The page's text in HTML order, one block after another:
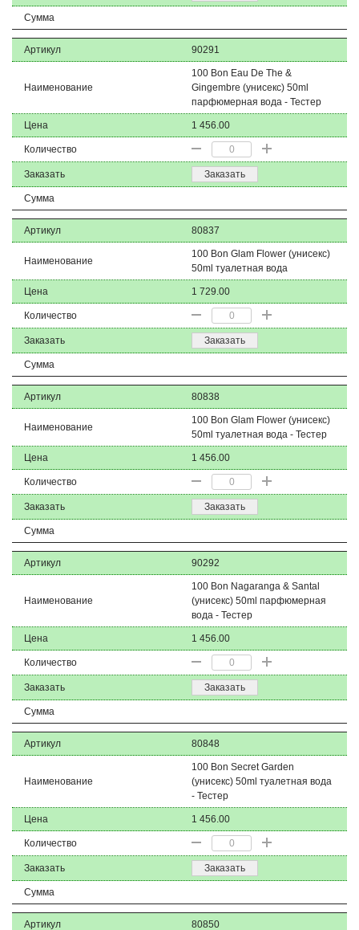
Сумма
Артикул 90291
Наименование
100 Bon Eau De The &
Gingembre (унисекс) 50ml
парфюмерная вода - Тестер
Цена 1 456.00
Количество
Заказать Заказать
Сумма
Артикул 80837
Наименование
100 Bon Glam Flower (унисекс)
50ml туалетная вода
Цена 1 729.00
Количество
Заказать Заказать
Сумма
Артикул 80838
Наименование
100 Bon Glam Flower (унисекс)
50ml туалетная вода - Тестер
Цена 1 456.00
Количество
Заказать Заказать
Сумма
Артикул 90292
Наименование
100 Bon Nagaranga & Santal
(унисекс) 50ml парфюмерная
вода - Тестер
Цена 1 456.00
Количество
Заказать Заказать
Сумма
Артикул 80848
Наименование
100 Bon Secret Garden
(унисекс) 50ml туалетная вода
- Тестер
Цена 1 456.00
Количество
Заказать Заказать
Сумма
Артикул 80850